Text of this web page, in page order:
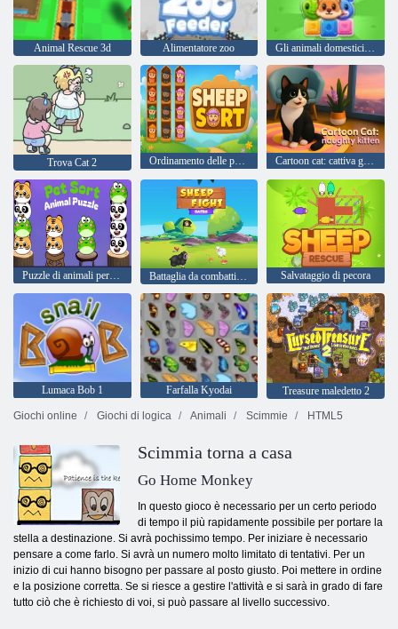
Animal Rescue 3d Alimentatore zoo Gli animali domestici si precipitano
Trova Cat 2 Ordinamento delle pecore Cartoon сat: cattiva gattino
Puzzle di animali per animali domestici Battaglia da combattimento delle pecore Salvataggio di pecora
Lumaca Bob 1 Farfalla Kyodai
Treasure maledetto 2
Giochi online
Giochi di logica Animali Scimmie HTML5
Scimmia torna a casa
Go Home Monkey
In questo gioco è necessario per un certo periodo
di tempo il più rapidamente possibile per portare la
stella a destinazione. Si avrà pochissimo tempo. Per iniziare è necessario
pensare a come farlo. Si avrà un numero molto limitato di tentativi. Per un
inizio di cui hanno bisogno per passare al posto giusto. Poi mettere in ordine
e la posizione corretta. Se si riesce a gestire l'attività e si sarà in grado di fare
tutto ciò che è richiesto di voi, si può passare al livello successivo.